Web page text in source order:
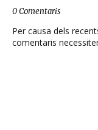
0 Comentaris
Per causa dels
comentaris